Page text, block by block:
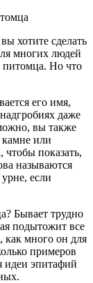
хотите сделать
многих людей
питомца. Но что
его имя,
даже
вы также
камне или
показать,
называются
если
Бывает трудно
подытожит все
как много он для
примеров
эпитафий